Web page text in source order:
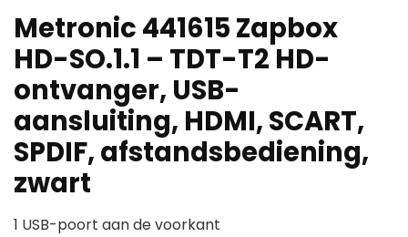
Metronic 441615 Zapbox
HD-SO.1.1 – TDT-T2 HD-
ontvanger, USB-
aansluiting, HDMI, SCART,
SPDIF, afstandsbediening,
zwart
1 USB-poort aan de voorkant